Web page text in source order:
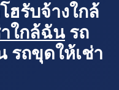
ฮรับจ้างใกล้
ใกล้ฉัน รถ
รถขุดให้เช่า